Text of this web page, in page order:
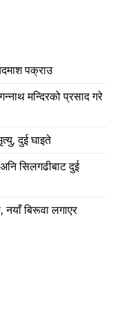
पक्राउ
मन्दिरको प्रसाद गरे
दुई घाइते
सिलगढीबाट दुई
बिरूवा लगाएर